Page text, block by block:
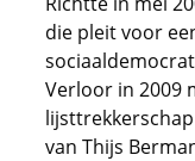
die pleit voor
Verloor in 2009
van Thijs